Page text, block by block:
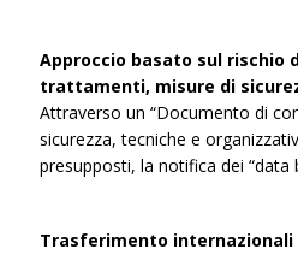
Approccio basato sul
trattamenti, misure di
Attraverso un “Documento di
sicurezza, tecniche e
presupposti, la notifica dei “data
Trasferimento internazionali